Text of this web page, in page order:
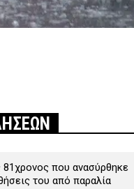
81χρονος που ανασύρθηκε
του από παραλία